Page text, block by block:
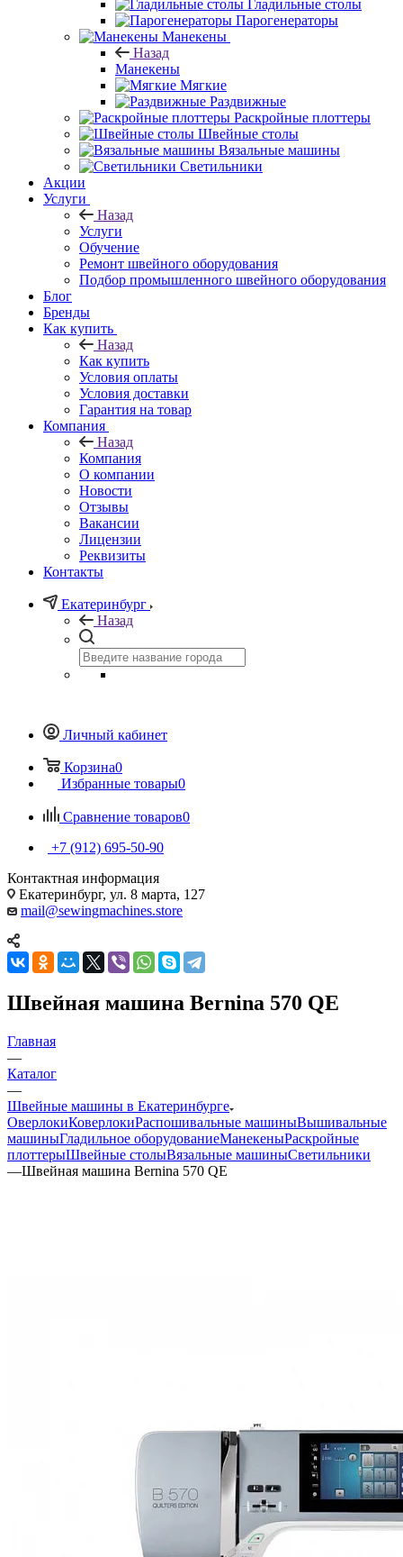
Гладильные столы
Парогенераторы
Манекены
Назад
Манекены
Мягкие
Раздвижные
Раскройные плоттеры
Швейные столы
Вязальные машины
Светильники
Акции
Услуги
Назад
Услуги
Обучение
Ремонт швейного оборудования
Подбор промышленного швейного оборудования
Блог
Бренды
Как купить
Назад
Как купить
Условия оплаты
Условия доставки
Гарантия на товар
Компания
Назад
Компания
О компании
Новости
Отзывы
Вакансии
Лицензии
Реквизиты
Контакты
Екатеринбург
Назад
Личный кабинет
Корзина0
Избранные товары0
Сравнение товаров0
+7 (912) 695-50-90
Контактная информация
Екатеринбург, ул. 8 марта, 127
mail@sewingmachines.store
Швейная машина Bernina 570 QE
Главная
—
Каталог
—
Швейные машины в Екатеринбурге
ОверлокиКоверлокиРаспошивальные машиныВышивальные
машиныГладильное оборудованиеМанекеныРаскройные
плоттерыШвейные столыВязальные машиныСветильники
—Швейная машина Bernina 570 QE